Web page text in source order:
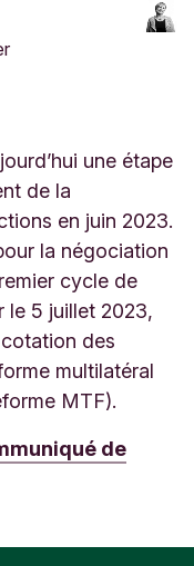
une étape
de la
en juin 2023.
la négociation
cycle de
le 5 juillet 2023,
des
multilatéral
MTF).
de